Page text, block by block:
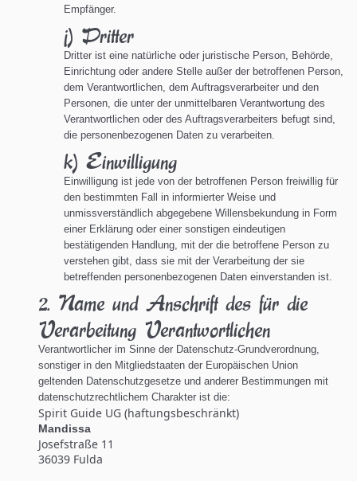
Empfänger.
j) Dritter
Dritter ist eine natürliche oder juristische Person, Behörde,
Einrichtung oder andere Stelle außer der betroffenen Person,
dem Verantwortlichen, dem Auftragsverarbeiter und den
Personen, die unter der unmittelbaren Verantwortung des
Verantwortlichen oder des Auftragsverarbeiters befugt sind,
die personenbezogenen Daten zu verarbeiten.
k) Einwilligung
Einwilligung ist jede von der betroffenen Person freiwillig für
den bestimmten Fall in informierter Weise und
unmissverständlich abgegebene Willensbekundung in Form
einer Erklärung oder einer sonstigen eindeutigen
bestätigenden Handlung, mit der die betroffene Person zu
verstehen gibt, dass sie mit der Verarbeitung der sie
betreffenden personenbezogenen Daten einverstanden ist.
2. Name und Anschrift des für die
Verarbeitung Verantwortlichen
Verantwortlicher im Sinne der Datenschutz-Grundverordnung,
sonstiger in den Mitgliedstaaten der Europäischen Union
geltenden Datenschutzgesetze und anderer Bestimmungen mit
datenschutzrechtlichem Charakter ist die:
Spirit Guide UG (haftungsbeschränkt)
Mandissa
Josefstraße 11
36039 Fulda